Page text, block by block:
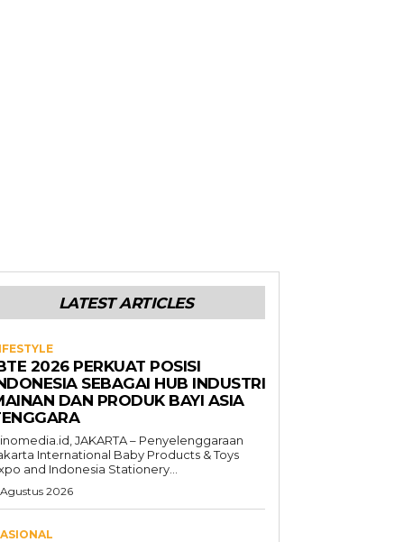
LATEST ARTICLES
2026 PERKUAT POSISI
SEBAGAI HUB INDUSTRI
DAN PRODUK BAYI ASIA
JAKARTA – Penyelenggaraan
International Baby Products & Toys
and Indonesia Stationery...
2026